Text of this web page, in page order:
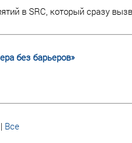
в SRC, который сразу
без барьеров»
| Все